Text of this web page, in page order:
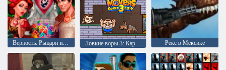
Верность: Рыцари и Принцессы Ловкие воры 3: Караульная служба Рекс в Мексике